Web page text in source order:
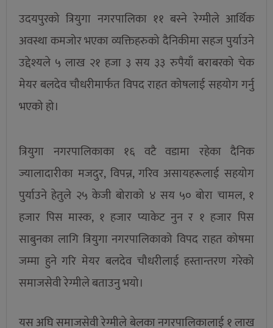
उदयपुरको त्रियुगा नगरपालिका ११ बस्ने रेग्मीले आर्थिक
अवस्था कमजोर भएका व्यक्तिहरुको दैनिकीमा सहज पुर्याउने
उद्देश्यले ५ लाख २१ हजा ३ सय ३३ रुपैयाँ बराबरको चेक
मेयर बलदेव चौधरीमार्फत विपद राहत कोषलाई सहयोग गर्नु
भएको हो।
त्रियुगा नगरपालिकाका १६ वटै वडामा रहेका दैनिक
ज्यालादारीका मजदुर, विपन्न, गरिव असायहरूलाई सहयोग
पुर्याउने हेतुले २५ केजी बोराको ४ सय ५० बोरा चामल, १
हजार पिस मास्क, १ हजार प्याकेट नुन र १ हजार पिस
साबुनका लागि त्रियुगा नगरपालिकाको विपद राहत कोषमा
जम्मा हुने गरि मेयर बलदेव चौधरीलाई हस्तान्तरण गरेको
समाजसेवी रेग्मीले बताउनु भयो।
यस अघि समाजसेवी रेग्मीले बेलका नगरपालिकालाई १ लाख